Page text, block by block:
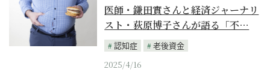
医師・鎌田實さんと経済ジャーナリ
スト・荻原博子さんが語る「不…
認知症
老後資金
2025/4/16